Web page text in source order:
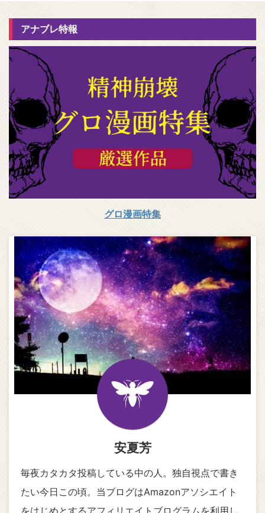
アナブレ特報
グロ漫画特集
安夏芳
毎夜カタカタ投稿している中の人。独自視点で書き
たい今日この頃。当ブログはAmazonアソシエイト
をはじめとするアフィリエイトブログラムを利用し